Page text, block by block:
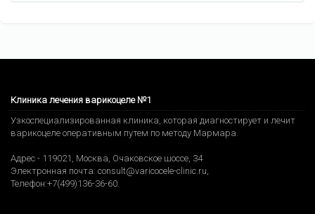
Клиника лечения варикоцеле №1
Узкоспециализированная клиника, которая диагностирует и лечит
варикоцеле оперативным путем по методу Мармара.
Адрес - 119021 Москва Очаковское шоссе, 34
Электронная почта: consult@varicocele-clinic.ru
Телефон:+7(499)136-36-60